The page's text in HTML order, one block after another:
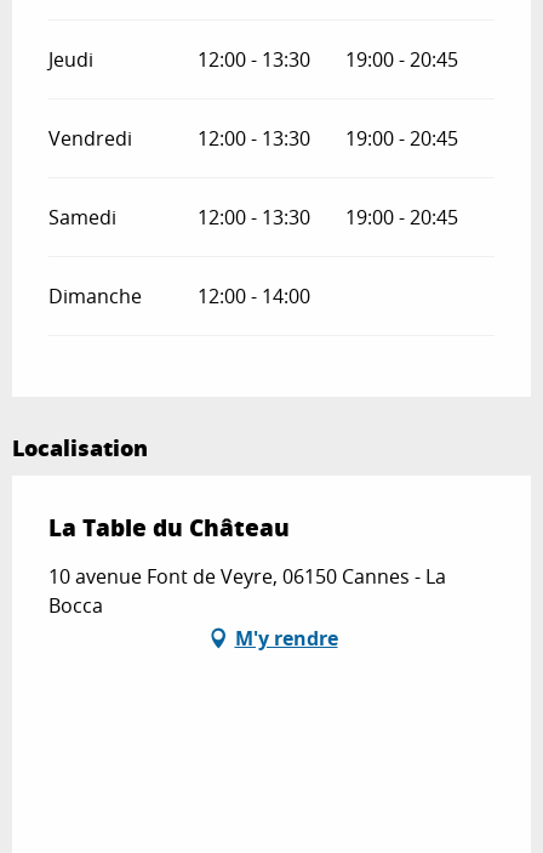
Jeudi 12:00 - 13:30 19:00 - 20:45
Vendredi 12:00 - 13:30 19:00 - 20:45
Samedi 12:00 - 13:30 19:00 - 20:45
Dimanche 12:00 - 14:00
Localisation
La Table du Château
10 avenue Font de Veyre, 06150 Cannes - La
Bocca
M'y rendre